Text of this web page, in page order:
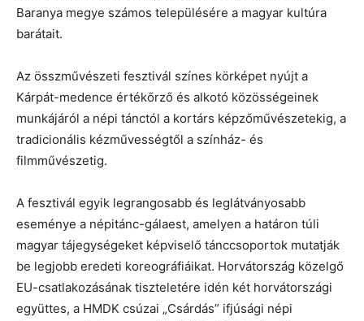
Baranya megye számos településére a magyar kultúra
barátait.
Az összművészeti fesztivál színes körképet nyújt a
Kárpát-medence értékőrző és alkotó közösségeinek
munkájáról a népi tánctól a kortárs képzőművészetekig, a
tradicionális kézművességtől a színház- és
filmművészetig.
A fesztivál egyik legrangosabb és leglátványosabb
eseménye a népitánc-gálaest, amelyen a határon túli
magyar tájegységeket képviselő tánccsoportok mutatják
be legjobb eredeti koreográfiáikat. Horvátország közelgő
EU-csatlakozásának tiszteletére idén két horvátországi
együttes, a HMDK csúzai „Csárdás” ifjúsági népi